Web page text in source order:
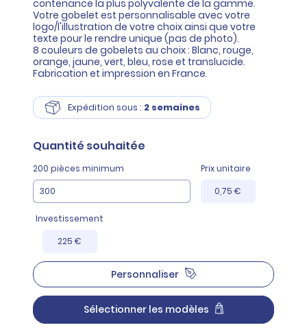
contenance la plus polyvalente de la gamme.
Votre gobelet est personnalisable avec votre
logo/l'illustration de votre choix ainsi que votre
texte pour le rendre unique (pas de photo).
8 couleurs de gobelets au choix : Blanc, rouge,
orange, jaune, vert, bleu, rose et translucide.
Fabrication et impression en France.
Expédition sous : 2 semaines
Quantité souhaitée
200 pièces minimum
Prix unitaire
0,75 €
Investissement
225 €
Personnaliser
Sélectionner les modèles